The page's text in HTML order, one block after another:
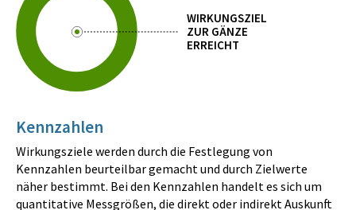
WIRKUNGSZIEL
ZUR GÄNZE
ERREICHT
Kennzahlen
Wirkungsziele werden durch die Festlegung von
Kennzahlen beurteilbar gemacht und durch Zielwerte
näher bestimmt. Bei den Kennzahlen handelt es sich um
quantitative Messgrößen, die direkt oder indirekt Auskunft